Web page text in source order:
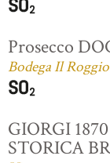
Prosecco
Bodega Il
GIORGI
STORICA